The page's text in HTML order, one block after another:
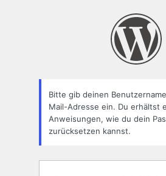
Bitte gib deinen
Mail-Adresse ein. Du erhältst
Anweisungen, wie du dein
zurücksetzen kannst.